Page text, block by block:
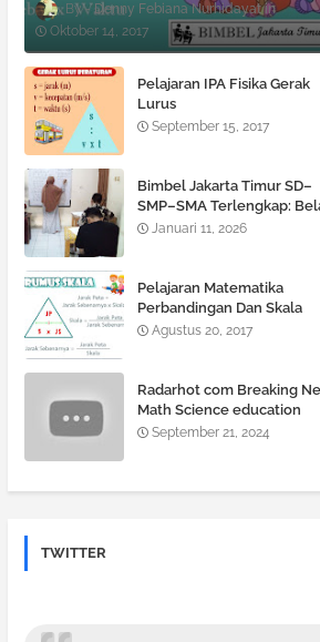
Denny Febiana Nurhidayat
Oktober 14, 2017
Pelajaran IPA Fisika Gerak
Lurus
September 15, 2017
Bimbel Jakarta Timur SD–
SMP–SMA Terlengkap:
Jadi Gampang, Nilai Auto
Januari 11, 2026
Pelajaran Matematika
Perbandingan Dan Skala
Agustus 20, 2017
Radarhot com Breaking
Math Science education
September 21, 2024
TWITTER